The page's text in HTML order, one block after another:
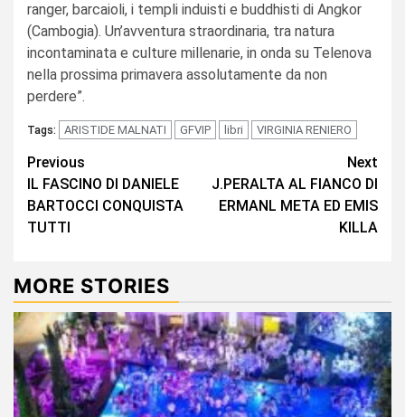
ranger, barcaioli, i templi induisti e buddhisti di Angkor
(Cambogia). Un’avventura straordinaria, tra natura
incontaminata e culture millenarie, in onda su Telenova
nella prossima primavera assolutamente da non
perdere”.
Tags: ARISTIDE MALNATI GFVIP libri VIRGINIA RENIERO
Continue
Reading
Previous
IL FASCINO DI DANIELE
BARTOCCI CONQUISTA
TUTTI
Next
J.PERALTA AL FIANCO DI
ERMANL META ED EMIS
KILLA
MORE STORIES